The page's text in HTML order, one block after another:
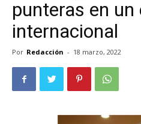
punteras en un
internacional
Por Redacción - 18 marzo, 2022